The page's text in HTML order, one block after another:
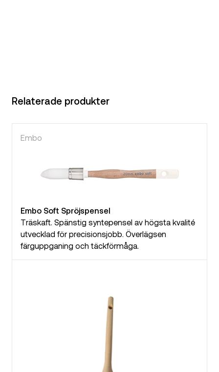
Relaterade produkter
Embo
Embo Soft Spröjspensel
Träskaft. Spänstig syntepensel av högsta kvalité
utvecklad för precisionsjobb. Överlägsen
färguppganing och täckförmåga.